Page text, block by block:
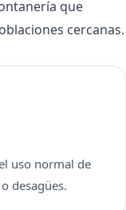
que
cercanas.
uso normal de
desagües.